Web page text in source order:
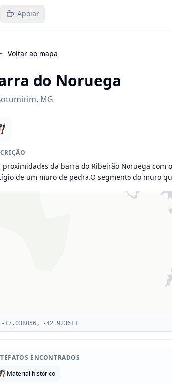
Apoiar
Voltar ao mapa
do Noruega
, MG
proximidades da barra do Ribeirão Noruega com
de um muro de pedra.O segmento do muro
-17.038056, -42.923611
ENCONTRADOS
Material histórico